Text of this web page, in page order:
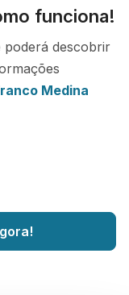
funciona!
poderá descobrir
Medina